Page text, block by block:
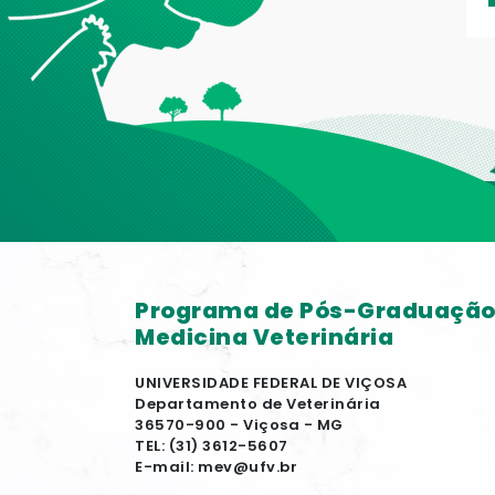
Programa de Pós-
Medicina Veterinária
UNIVERSIDADE FEDERAL DE VIÇOSA
Departamento de Veterinária
36570-900 - Viçosa - MG
TEL: (31) 3612-5607
E-mail: mev@ufv.br